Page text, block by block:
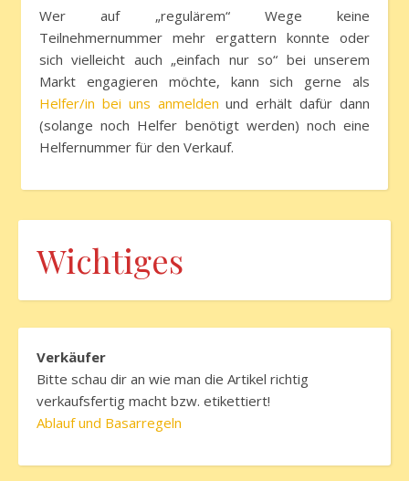
Wer auf „regulärem“ Wege keine
Teilnehmernummer mehr ergattern konnte oder
sich vielleicht auch „einfach nur so“ bei unserem
Markt engagieren möchte, kann sich gerne als
Helfer/in bei uns anmelden und erhält dafür dann
(solange noch Helfer benötigt werden) noch eine
Helfernummer für den Verkauf.
Wichtiges
Verkäufer
Bitte schau dir an wie man die Artikel richtig
verkaufsfertig macht bzw. etikettiert!
Ablauf und Basarregeln